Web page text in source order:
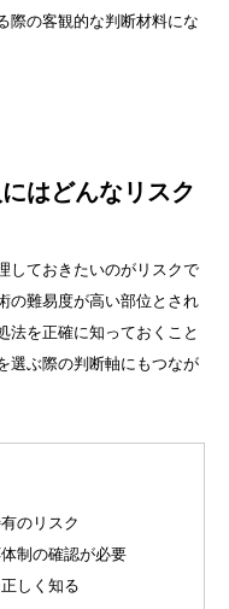
際の客観的な判断材料にな
はどんなリスク
しておきたいのがリスクで
の難易度が高い部位とされ
法を正確に知っておくこと
選ぶ際の判断軸にもつなが
のリスク
制の確認が必要
しく知る